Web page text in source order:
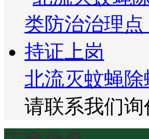
北流灭蚊蝇
请联系我们询